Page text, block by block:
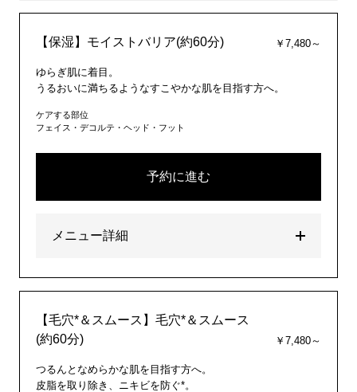
【保湿】モイストバリア(約60分) ￥7,480～
ゆらぎ肌に着目。
うるおいに満ちるようなすこやかな肌を目指す方へ。
ケアする部位
フェイス・デコルテ・ヘッド・フット
予約に進む
メニュー詳細
【毛穴*＆スムース】毛穴*＆スムース
(約60分)
￥7,480～
つるんとなめらかな肌を目指す方へ。
皮脂を取り除き、ニキビを防ぐ*。